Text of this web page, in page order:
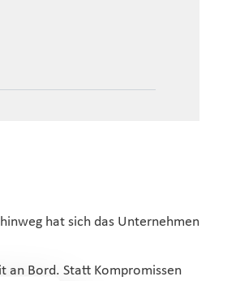
hat sich das Unternehmen
an Bord. Statt Kompromissen